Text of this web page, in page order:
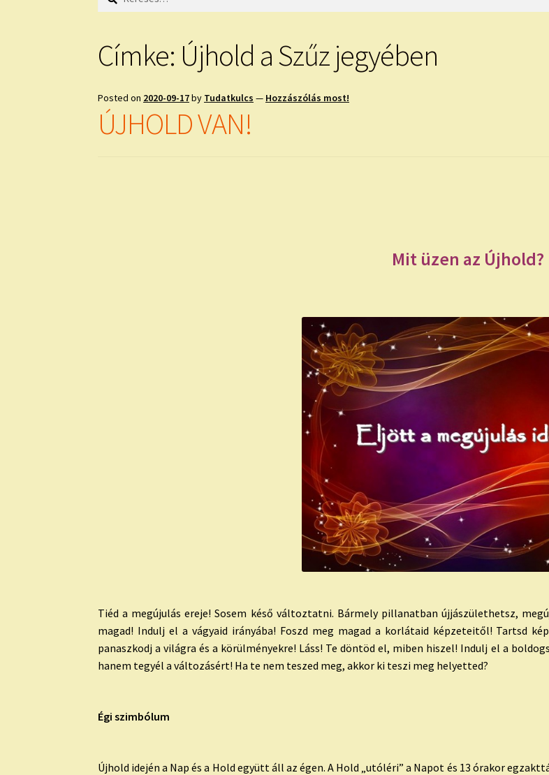
Címke: Újhold a Szűz jegyében
Posted on 2020-09-17by Tudatkulcs — Hozzászólás most!
ÚJHOLD VAN!
Mit üzen az Újhold?
Tiéd a megújulás ereje! Sosem késő változtatni. Bármely pillanatban újjászülethetsz,
magad! Indulj el a vágyaid irányába! Foszd meg magad a korlátaid képzeteitől! Tartsd
panaszkodj a világra és a körülményekre! Láss! Te döntöd el, miben hiszel! Indulj el a
hanem tegyél a változásért! Ha te nem teszed meg, akkor ki teszi meg helyetted?
Égi szimbólum
Újhold idején a Nap és a Hold együtt áll az égen. A Hold „utóléri” a Napot és 13 órakor